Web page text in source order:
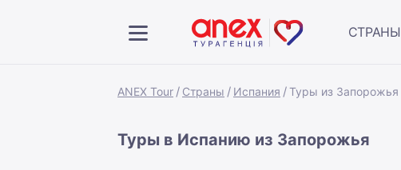
СТРАНЫ
ANEX Tour Страны Испания Туры из Запорожья
Туры в Испанию из Запорожья